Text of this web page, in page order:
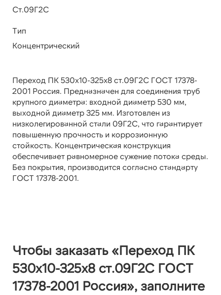
Ст.09Г2С
Тип
Концентрический
Переход ПК 530х10-325х8 ст.09Г2С ГОСТ 17378-
2001 Россия. Предназначен для соединения труб
крупного диаметра: входной диаметр 530 мм,
выходной диаметр 325 мм. Изготовлен из
низколегированной стали 09Г2С, что гарантирует
повышенную прочность и коррозионную
стойкость. Концентрическая конструкция
обеспечивает равномерное сужение потока среды.
Без покрытия, производится согласно стандарту
ГОСТ 17378-2001.
Чтобы заказать «Переход ПК
530х10-325х8 ст.09Г2С ГОСТ
17378-2001 Россия», заполните